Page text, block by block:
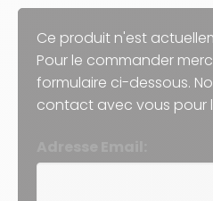
Ce produit n'est
Pour le commander
formulaire ci-dessous.
contact avec vous pour